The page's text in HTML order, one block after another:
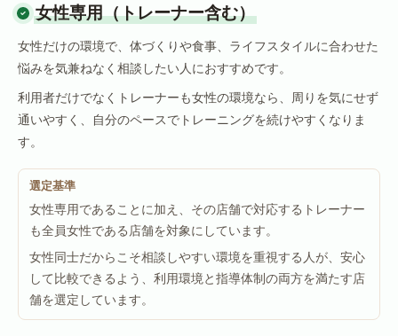
女性専用（トレーナー含む）
女性だけの環境で、体づくりや食事、ライフスタイルに合わせた
悩みを気兼ねなく相談したい人におすすめです。
利用者だけでなくトレーナーも女性の環境なら、周りを気にせず
通いやすく、自分のペースでトレーニングを続けやすくなりま
す。
選定基準
女性専用であることに加え、その店舗で対応するトレーナー
も全員女性である店舗を対象にしています。
女性同士だからこそ相談しやすい環境を重視する人が、安心
して比較できるよう、利用環境と指導体制の両方を満たす店
舗を選定しています。